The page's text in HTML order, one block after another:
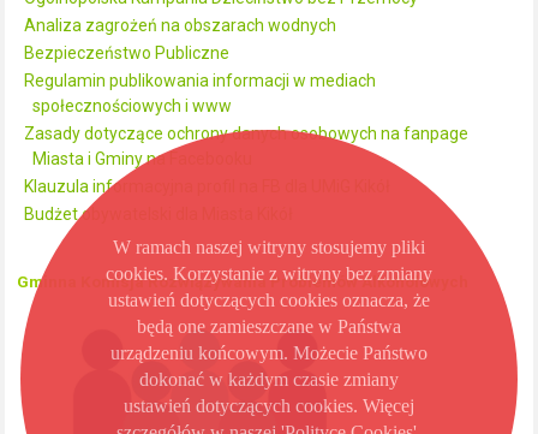
Analiza zagrożeń na obszarach wodnych
Bezpieczeństwo Publiczne
Regulamin publikowania informacji w mediach
społecznościowych i www
Zasady dotyczące ochrony danych osobowych na fanpage
Miasta i Gminy na Facebooku
Klauzula informacyjna profil na FB dla UMiG Kikół
Budżet obywatelski dla Miasta Kikół
Gminna Komisja Rozwiązywania Problemów Alkoholowych
W ramach naszej witryny stosujemy pliki
cookies. Korzystanie z witryny bez zmiany
ustawień dotyczących cookies oznacza, że
będą one zamieszczane w Państwa
urządzeniu końcowym. Możecie Państwo
dokonać w każdym czasie zmiany
ustawień dotyczących cookies. Więcej